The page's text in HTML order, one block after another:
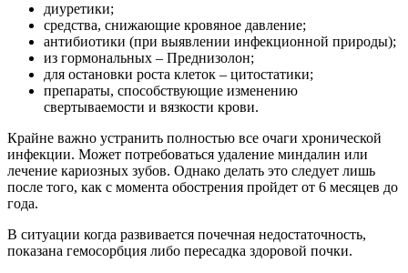
диуретики;
средства, снижающие кровяное давление;
антибиотики (при выявлении инфекционной природы);
из гормональных – Преднизолон;
для остановки роста клеток – цитостатики;
препараты, способствующие изменению
свертываемости и вязкости крови.
Крайне важно устранить полностью все очаги хронической
инфекции. Может потребоваться удаление миндалин или
лечение кариозных зубов. Однако делать это следует лишь
после того, как с момента обострения пройдет от 6 месяцев до
года.
В ситуации когда развивается почечная недостаточность,
показана гемосорбция либо пересадка здоровой почки.